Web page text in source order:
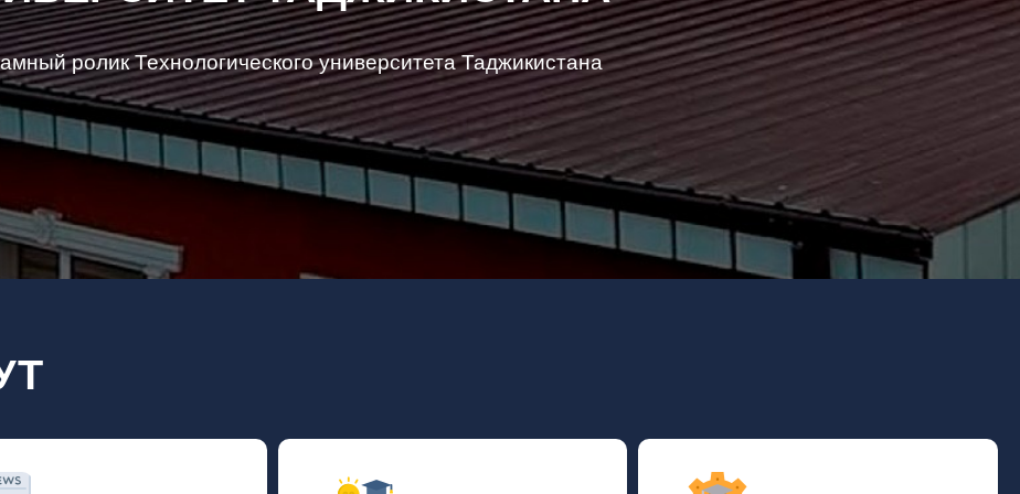
ролик Технологического университета Таджикистана